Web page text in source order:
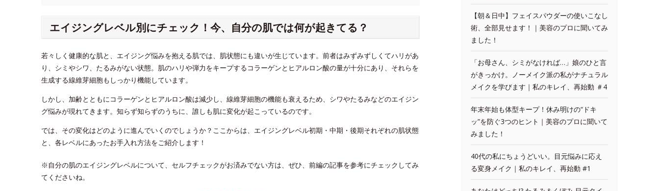
エイジングレベル別にチェック！今、自分の肌では何が起きてる？
若々しく健康的な肌と、エイジング悩みを抱える肌では、肌状態にも違いが生じています。前者はみずみずしくてハリがあ
り、シミやシワ、たるみがない状態。肌のハリや弾力をキープするコラーゲンとヒアルロン酸の量が十分にあり、それらを
生成する線維芽細胞もしっかり機能しています。
しかし、加齢とともにコラーゲンとヒアルロン酸は減少し、線維芽細胞の機能も衰えるため、シワやたるみなどのエイジン
グ悩みが現れてきます。知らず知らずのうちに、誰しも肌に変化が起こっているのです。
では、その変化はどのように進んでいくのでしょうか？ここからは、エイジングレベル初期・中期・後期それぞれの肌状態
と、各レベルにあったお手入れ方法をご紹介します！
※自分の肌のエイジングレベルについて、セルフチェックがお済みでない方は、ぜひ、前編の記事を参考にチェックしてみ
てくださいね。
【朝＆日中】フェイスパウダーの使いこなし
術、全部見せます！｜美容のプロに聞いてみ
ました！
「お母さん、シミがなければ…」娘のひと言
がきっかけ。ノーメイク派の私がナチュラル
メイクを学びます｜私のキレイ、再始動 ＃4
年末年始も体型キープ！休み明けの“ドキ
ッ”を防ぐ3つのヒント｜美容のプロに聞いて
みました！
40代の私にちょうどいい。目元悩みに応え
る変身メイク｜私のキレイ、再始動 #1